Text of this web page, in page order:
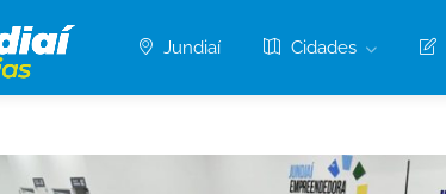
Jundiaí Cidades